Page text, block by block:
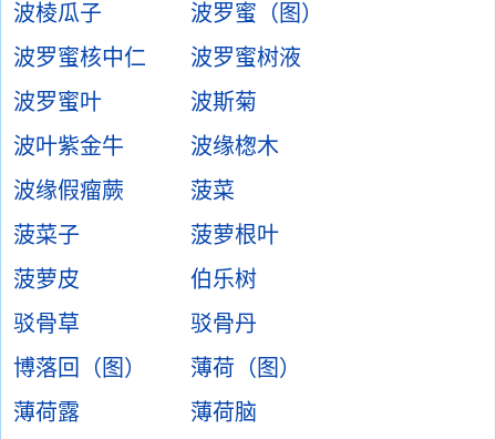
波棱瓜子
波罗蜜（图）
波罗蜜核中仁
波罗蜜树液
波罗蜜叶
波斯菊
波叶紫金牛
波缘楤木
波缘假瘤蕨
菠菜
菠菜子
菠萝根叶
菠萝皮
伯乐树
驳骨草
驳骨丹
博落回（图）
薄荷（图）
薄荷露
薄荷脑